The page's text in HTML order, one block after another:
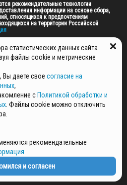
рекомендательные технологии
информации на основе сбора,
относящихся к предпочтениям
на территории Российской
ПРИНАДЛЕЖАТ ГАУ МО "ЦИФРОВЫЕ
ПЕРСОНАЛЬНЫХ ДАННЫХ
статистических данных сайта
файлы cookie и метрические
Вы даете свое согласие на
,
с Политикой обработки и
. Файлы cookie можно отключить
рекомендательные
и согласен